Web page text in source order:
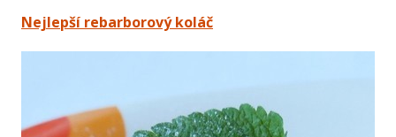
Nejlepší rebarborový koláč